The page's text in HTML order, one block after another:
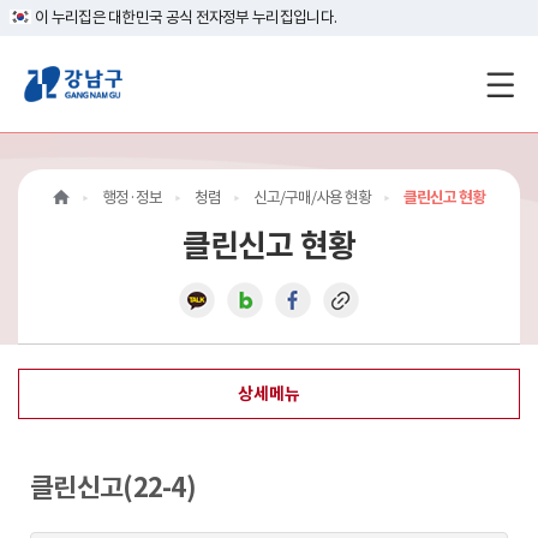
이 누리집은 대한민국 공식 전자정부 누리집입니다.
강
남
구
지
메
인
이
행정·정보 청렴 신고/구매/사용 현황 클린신고 현황
클린신고 현황
상세메뉴
클린신고(22-4)